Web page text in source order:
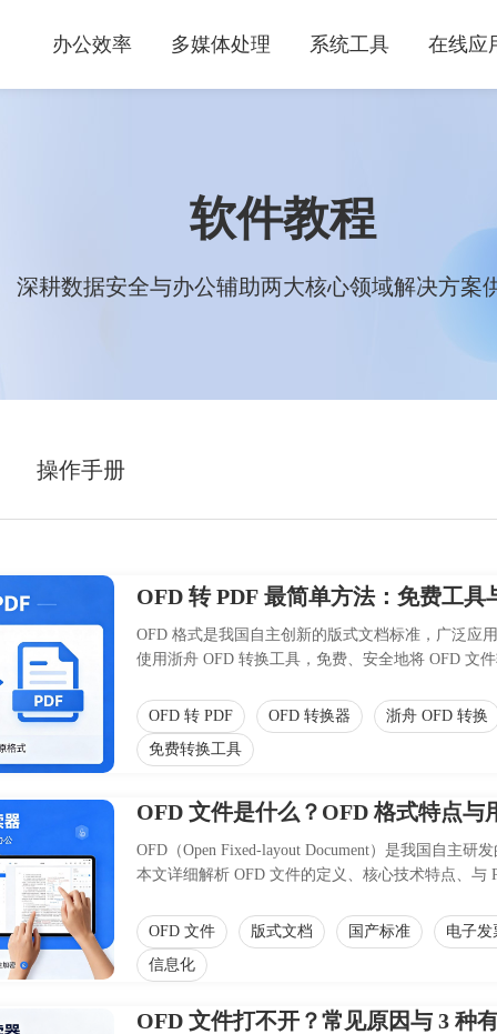
办公效率 多媒体处理 系统工具 在线应
软件教程
深耕数据安全与办公辅助两大核心领域解决方案
操作手册
OFD 转 PDF 最简单方法：免费工具
OFD 格式是我国自主创新的版式文档标准，广泛应
使用浙舟 OFD 转换工具，免费、安全地将 OFD 文
OFD 转 PDF
OFD 转换器 浙舟 OFD 转换
免费转换工具
OFD 文件是什么？OFD 格式特点与
OFD（Open Fixed-layout Document）是我国自主研
本文详细解析 OFD 文件的定义、核心技术特点、
OFD 文件
版式文档 国产标准 电子发
信息化
OFD 文件打不开？常见原因与 3 种